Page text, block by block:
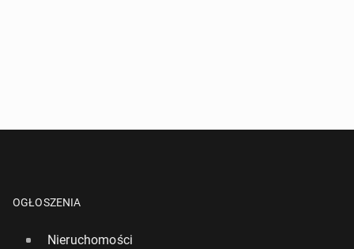
OGŁOSZENIA
Nieruchomości